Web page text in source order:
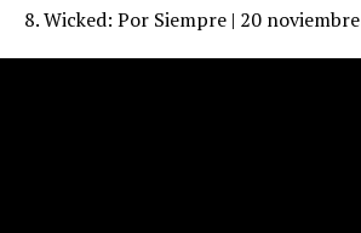
8. Wicked: Por Siempre | 20 noviembre